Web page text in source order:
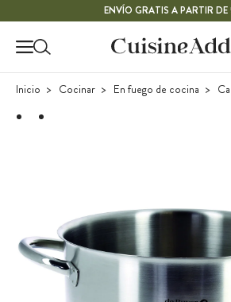
ENVÍO GRATIS A PARTIR
Inicio Cocinar En fuego de cocina